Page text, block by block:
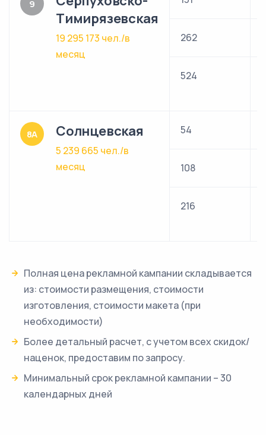
9
Тимирязевская
19 295 173 чел./в
месяц
262
524
8А Солнцевская
5 239 665 чел./в
месяц
54
108
216
Полная цена рекламной кампании складывается
из: стоимости размещения, стоимости
изготовления, стоимости макета (при
необходимости)
Более детальный расчет, с учетом всех скидок/
наценок, предоставим по запросу.
Минимальный срок рекламной кампании – 30
календарных дней